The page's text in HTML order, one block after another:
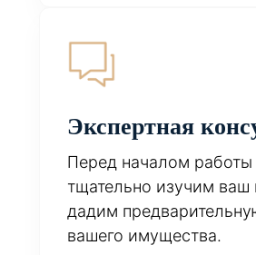
Экспертная
Перед началом
тщательно изучим ваш
дадим
вашего имущества.